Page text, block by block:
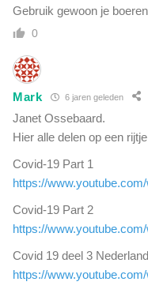
Gebruik gewoon je
0
Mark 6 jaren geleden
Janet Ossebaard.
Hier alle delen op een
Covid-19 Part 1
https://
Covid-19 Part 2
https://
Covid 19 deel 3
https://